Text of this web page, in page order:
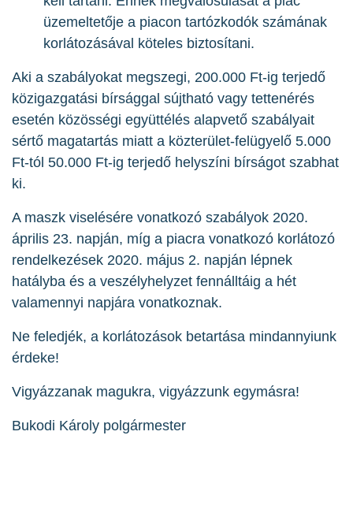
üzemeltetője a piacon tartózkodók számának
korlátozásával köteles biztosítani.
Aki a szabályokat megszegi, 200.000 Ft-ig terjedő
közigazgatási bírsággal sújtható vagy tettenérés
esetén közösségi együttélés alapvető szabályait
sértő magatartás miatt a közterület-felügyelő 5.000
Ft-tól 50.000 Ft-ig terjedő helyszíni bírságot szabhat
ki.
A maszk viselésére vonatkozó szabályok 2020.
április 23. napján, míg a piacra vonatkozó korlátozó
rendelkezések 2020. május 2. napján lépnek
hatályba és a veszélyhelyzet fennálltáig a hét
valamennyi napjára vonatkoznak.
Ne feledjék, a korlátozások betartása mindannyiunk
érdeke!
Vigyázzanak magukra, vigyázzunk egymásra!
Bukodi Károly polgármester